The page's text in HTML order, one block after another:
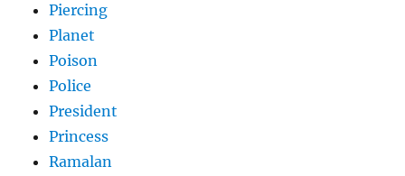
Piercing
Planet
Poison
Police
President
Princess
Ramalan